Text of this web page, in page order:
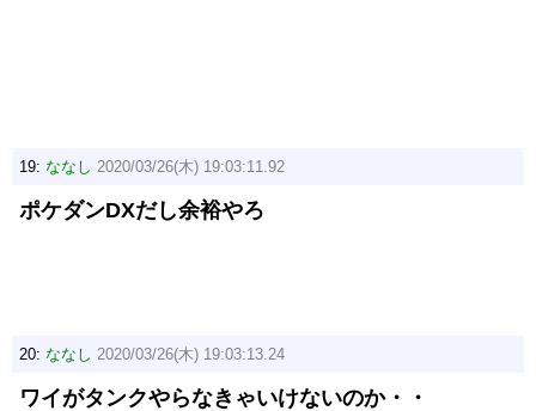
19: ななし 2020/03/26(木) 19:03:11.92
ポケダンDXだし余裕やろ
20: ななし 2020/03/26(木) 19:03:13.24
ワイがタンクやらなきゃいけないのか・・